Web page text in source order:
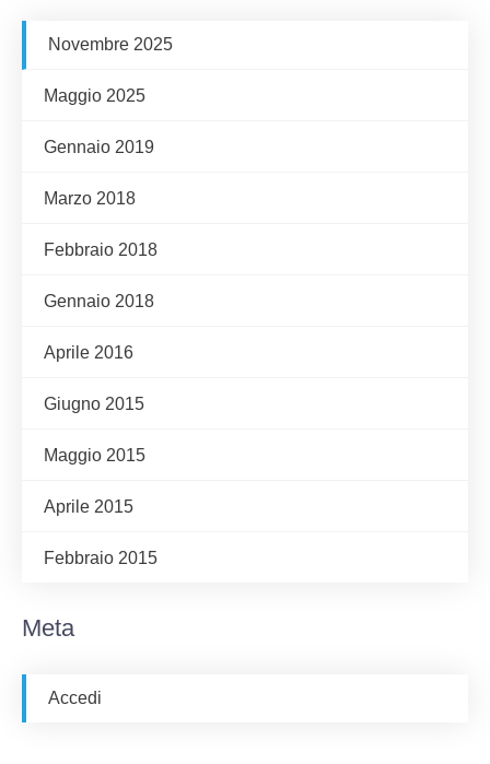
Novembre 2025
Maggio 2025
Gennaio 2019
Marzo 2018
Febbraio 2018
Gennaio 2018
Aprile 2016
Giugno 2015
Maggio 2015
Aprile 2015
Febbraio 2015
Meta
Accedi